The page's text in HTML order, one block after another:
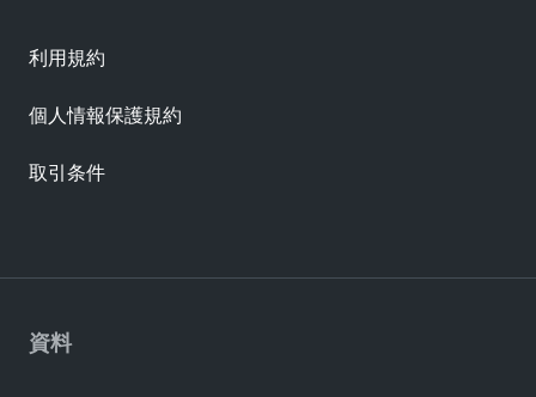
資料
利用規約
個人情報保護規約
取引条件